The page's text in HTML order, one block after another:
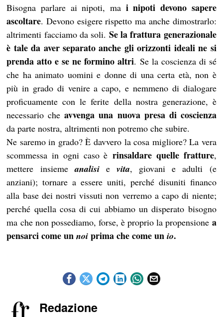
Bisogna parlare ai nipoti, ma i nipoti devono sapere
ascoltare. Devono esigere rispetto ma anche dimostrarlo:
altrimenti facciamo da soli. Se la frattura generazionale
è tale da aver separato anche gli orizzonti ideali ne si
prenda atto e se ne formino altri. Se la coscienza di sé
che ha animato uomini e donne di una certa età, non è
più in grado di venire a capo, e nemmeno di dialogare
proficuamente con le ferite della nostra generazione, è
necessario cheavvenga una nuova presa di coscienza
da parte nostra, altrimenti non potremo che subire.
Ne saremo in grado? È davvero la cosa migliore? La vera
scommessa in ogni caso èrinsaldare quelle fratture,
mettere insiemeanalisi e vita, giovani e adulti (e
anziani); tornare a essere uniti, perché disuniti financo
alla base dei nostri vissuti non verremo a capo di niente;
perché quella cosa di cui abbiamo un disperato bisogno
ma che non possediamo, forse, è proprio la propensione a
pensarci come unnoi prima che come unio.
Redazione